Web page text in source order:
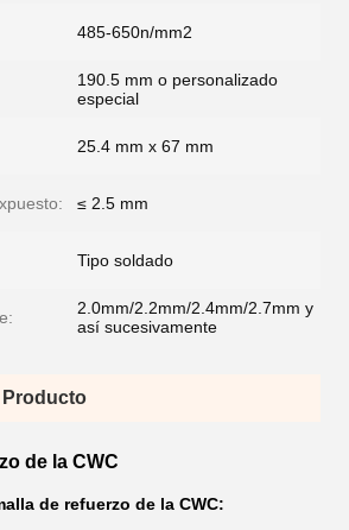
485-650n/mm2
190.5 mm o personalizado
especial
25.4 mm x 67 mm
≤ 2.5 mm
Tipo soldado
2.0mm/2.2mm/2.4mm/2.7mm y
así sucesivamente
Producto
de la CWC
de refuerzo de la CWC: